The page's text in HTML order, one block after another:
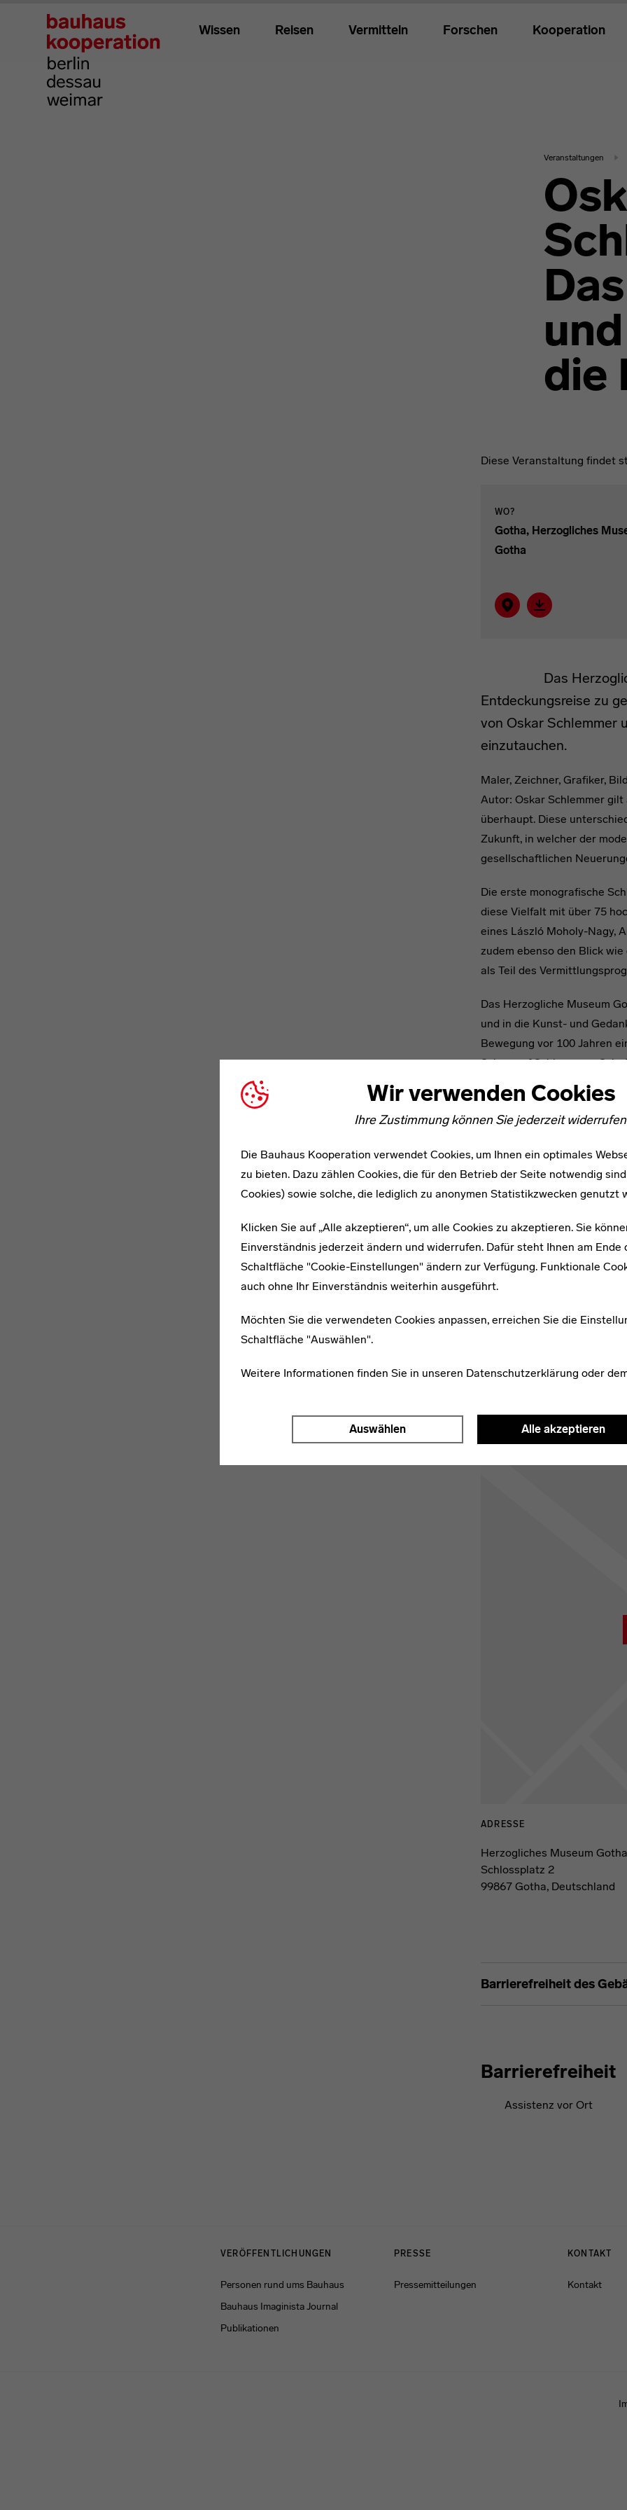
Wir verwenden Cookies
Ihre Zustimmung können Sie jederzeit
Die Bauhaus Kooperation verwendet Cookies, um Ihnen ein optimales
zu bieten. Dazu zählen Cookies, die für den Betrieb der Seite notwendig
Cookies) sowie solche, die lediglich zu anonymen Statistikzwecken genutzt
Klicken Sie auf „Alle akzeptieren“, um alle Cookies zu akzeptieren. Sie
Einverständnis jederzeit ändern und widerrufen. Dafür steht Ihnen am Ende
Schaltfläche "Cookie-Einstellungen" ändern zur Verfügung. Funktionale
auch ohne Ihr Einverständnis weiterhin ausgeführt.
Möchten Sie die verwendeten Cookies anpassen, erreichen Sie die
Schaltfläche "Auswählen".
Weitere Informationen finden Sie in unseren Datenschutzerklärung oder
Auswählen Alle akzeptieren
Wissen Reisen Vermitteln Forschen Kooperation
Veranstaltungen
die
Diese Veranstaltung findet
WO?
Gotha, Herzogliches
Gotha
Auf Karte zeigen
Verantaltung im
Das
Entdeckungsreise zu
von Oskar Schlemmer
einzutauchen.
Maler, Zeichner, Grafiker,
Autor: Oskar Schlemmer
überhaupt. Diese
Zukunft, in welcher der
gesellschaftlichen
Die erste monografische
diese Vielfalt mit über 75
eines László Moholy-Nagy,
zudem ebenso den Blick
als Teil des
Das Herzogliche Museum
und in die Kunst- und
Bewegung vor 100 Jahren
Schau auf Schlemmers
am Bauhaus in Weimar
oder Projekte im Bereich
die (Neu-)Verortung des
gelegen – ein Thema, das
Social Media, Digital
Herzogliches Museum
Öffnungszeiten:täglich 10
ADRESSE
Herzogliches Museum Gotha
Schlossplatz 2
99867 Gotha, Deutschland
Barrierefreiheit des
Barrierefreiheit
Assistenz vor Ort
VERÖFFENTLICHUNGEN
Personen rund ums Bauhaus
Bauhaus Imaginista Journal
Publikationen
PRESSE
Pressemitteilungen
KONTAKT
Kontakt